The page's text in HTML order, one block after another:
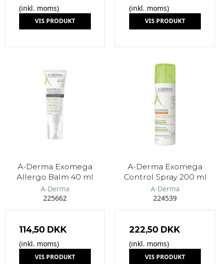
(inkl. moms)
VIS PRODUKT
(inkl. moms)
VIS PRODUKT
A-Derma Exomega
Allergo Balm 40 ml
A-Derma
225662
114,50 DKK
(inkl. moms)
VIS PRODUKT
A-Derma Exomega
Control Spray 200 ml
A-Derma
224539
222,50 DKK
(inkl. moms)
VIS PRODUKT